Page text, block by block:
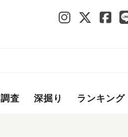
調査 深掘り ランキング